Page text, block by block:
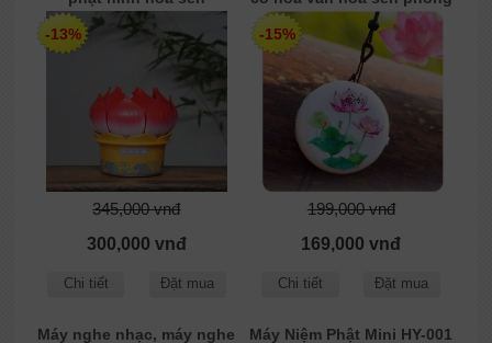
-13%
345,000 vnđ
300,000 vnđ
Chi tiết Đặt mua
thủy
-15%
199,000 vnđ
169,000 vnđ
Chi tiết Đặt mua
Máy nghe nhạc, máy nghe Máy Niệm Phật Mini HY-001